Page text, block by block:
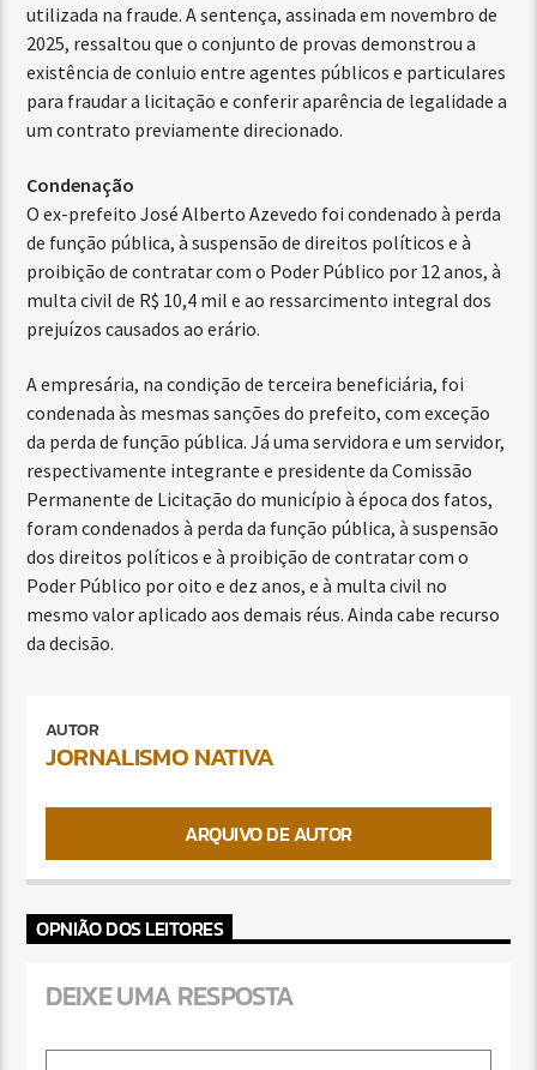
utilizada na fraude. A sentença, assinada em novembro de
2025, ressaltou que o conjunto de provas demonstrou a
existência de conluio entre agentes públicos e particulares
para fraudar a licitação e conferir aparência de legalidade a
um contrato previamente direcionado.
Condenação
O ex-prefeito José Alberto Azevedo foi condenado à perda
de função pública, à suspensão de direitos políticos e à
proibição de contratar com o Poder Público por 12 anos, à
multa civil de R$ 10,4 mil e ao ressarcimento integral dos
prejuízos causados ao erário.
A empresária, na condição de terceira beneficiária, foi
condenada às mesmas sanções do prefeito, com exceção
da perda de função pública. Já uma servidora e um servidor,
respectivamente integrante e presidente da Comissão
Permanente de Licitação do município à época dos fatos,
foram condenados à perda da função pública, à suspensão
dos direitos políticos e à proibição de contratar com o
Poder Público por oito e dez anos, e à multa civil no
mesmo valor aplicado aos demais réus. Ainda cabe recurso
da decisão.
AUTOR
JORNALISMO NATIVA
ARQUIVO DE AUTOR
OPNIÃO DOS LEITORES
DEIXE UMA RESPOSTA